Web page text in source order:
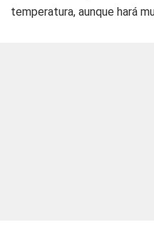
temperatura, aunque hará